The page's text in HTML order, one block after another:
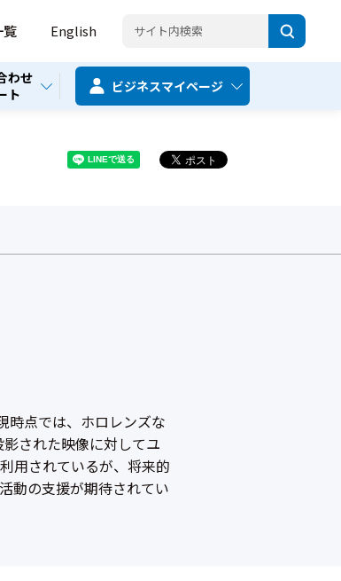
覧 English
わせ
ト
ビジネスマイページ
時点では、ホロレンズな
された映像に対してユ
用されているが、将来的
動の支援が期待されてい